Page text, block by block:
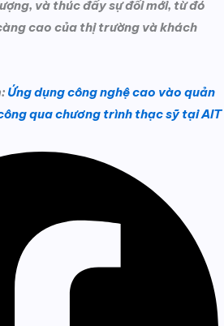
và thúc đẩy sự đổi mới, từ đó
cao của thị trường và khách
Ứng dụng công nghệ cao vào quản
qua chương trình thạc sỹ tại AIT